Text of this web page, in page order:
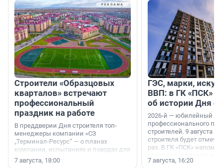
Строители «Образцовых
кварталов» встречают
профессиональный
праздник на работе
В преддверии Дня строителя топ-
менеджеры компании «СЗ
„Терминал-Ресурс“ — о планах
компании, испытаниях и поводах для
осторожного оптимизма.
7 августа, 18:00
ГЭС, марки,
ВВП: в ГК «ПСК»
об истории Дня
2026-й — юбилейный
профессионального
строителей. 9 августа
строителя будет
раз. В ГК «ПСК»
поменялась роль
7 августа, 16:20